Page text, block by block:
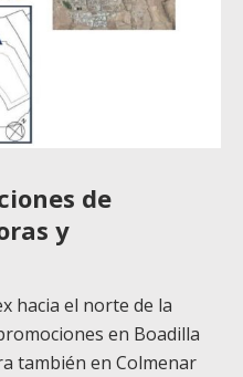
de
y
hacia el norte de la
en Boadilla
también en Colmenar